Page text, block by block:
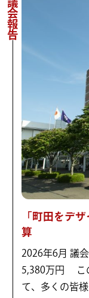
議会報告
「町田をデ
算
2026年6月 議
5,380万円 こ
て、多くの皆